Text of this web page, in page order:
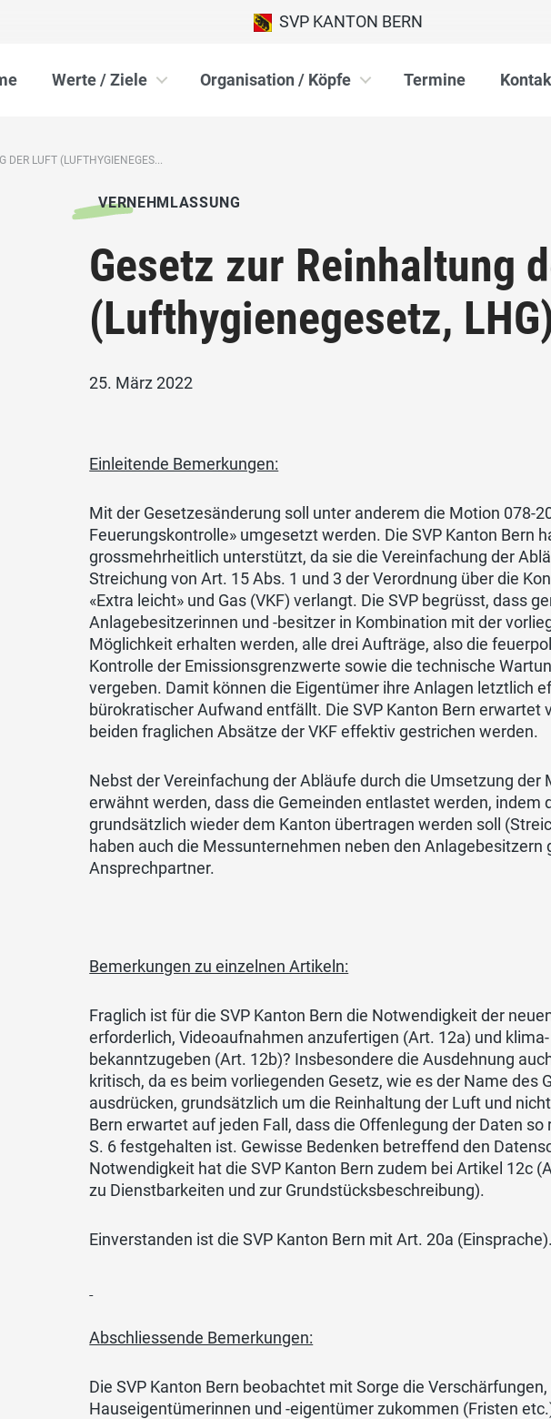
SVP KANTON BERN
Werte / Ziele Organisation / Köpfe Termine
DER LUFT (LUFTHYGIENEGES...
VERNEHMLASSUNG
Gesetz zur Reinhaltung
(Lufthygienegesetz,
25. März 2022
Einleitende Bemerkungen:
Mit der Gesetzesänderung soll unter anderem die Motion 078-
Feuerungskontrolle» umgesetzt werden. Die SVP Kanton Bern
grossmehrheitlich unterstützt, da sie die Vereinfachung der
Streichung von Art. 15 Abs. 1 und 3 der Verordnung über die
«Extra leicht» und Gas (VKF) verlangt. Die SVP begrüsst, dass
Anlagebesitzerinnen und -besitzer in Kombination mit der
Möglichkeit erhalten werden, alle drei Aufträge, also die
Kontrolle der Emissionsgrenzwerte sowie die technische
vergeben. Damit können die Eigentümer ihre Anlagen letztlich
bürokratischer Aufwand entfällt. Die SVP Kanton Bern erwartet
beiden fraglichen Absätze der VKF effektiv gestrichen werden.
Nebst der Vereinfachung der Abläufe durch die Umsetzung
erwähnt werden, dass die Gemeinden entlastet werden, indem
grundsätzlich wieder dem Kanton übertragen werden soll
haben auch die Messunternehmen neben den Anlagebesitzern
Ansprechpartner.
Bemerkungen zu einzelnen Artikeln:
Fraglich ist für die SVP Kanton Bern die Notwendigkeit der
erforderlich, Videoaufnahmen anzufertigen (Art. 12a) und
bekanntzugeben (Art. 12b)? Insbesondere die Ausdehnung
kritisch, da es beim vorliegenden Gesetz, wie es der Name des
ausdrücken, grundsätzlich um die Reinhaltung der Luft und
Bern erwartet auf jeden Fall, dass die Offenlegung der Daten
S. 6 festgehalten ist. Gewisse Bedenken betreffend den
Notwendigkeit hat die SVP Kanton Bern zudem bei Artikel 12c
zu Dienstbarkeiten und zur Grundstücksbeschreibung).
Einverstanden ist die SVP Kanton Bern mit Art. 20a (Einsprache).
Abschliessende Bemerkungen:
Die SVP Kanton Bern beobachtet mit Sorge die
Hauseigentümerinnen und -eigentümer zukommen (Fristen